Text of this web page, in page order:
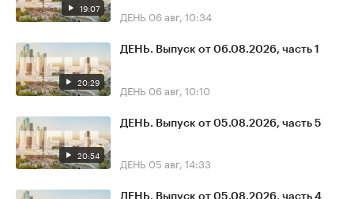
19:07 ДЕНЬ 06 авг, 10:34
20:29
ДЕНЬ. Выпуск от 06.08.2026, часть 1
ДЕНЬ 06 авг, 10:10
20:54
ДЕНЬ. Выпуск от 05.08.2026, часть 5
ДЕНЬ 05 авг, 14:33